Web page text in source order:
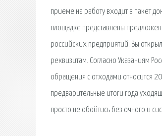
приеме на работу входит в пакет
площадке представлены
российских предприятий. Вы
реквизитам. Согласно Указаниям
обращения с отходами относится
предварительные итоги года
просто не обойтись без очного и